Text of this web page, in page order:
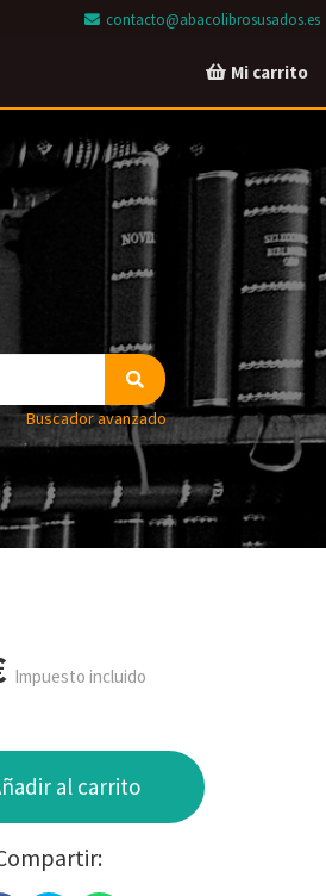
contacto@abacolibrosusados.es
Mi carrito
Buscador avanzado
Impuesto incluido
al carrito